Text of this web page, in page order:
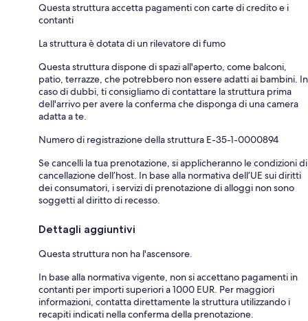
Questa struttura accetta pagamenti con carte di credito e i
contanti
La struttura è dotata di un rilevatore di fumo
Questa struttura dispone di spazi all'aperto, come balconi,
patio, terrazze, che potrebbero non essere adatti ai bambini. In
caso di dubbi, ti consigliamo di contattare la struttura prima
dell'arrivo per avere la conferma che disponga di una camera
adatta a te.
Numero di registrazione della struttura E-35-1-0000894
Se cancelli la tua prenotazione, si applicheranno le condizioni di
cancellazione dell’host. In base alla normativa dell’UE sui diritti
dei consumatori, i servizi di prenotazione di alloggi non sono
soggetti al diritto di recesso.
Dettagli aggiuntivi
Questa struttura non ha l'ascensore.
In base alla normativa vigente, non si accettano pagamenti in
contanti per importi superiori a 1000 EUR. Per maggiori
informazioni, contatta direttamente la struttura utilizzando i
recapiti indicati nella conferma della prenotazione.